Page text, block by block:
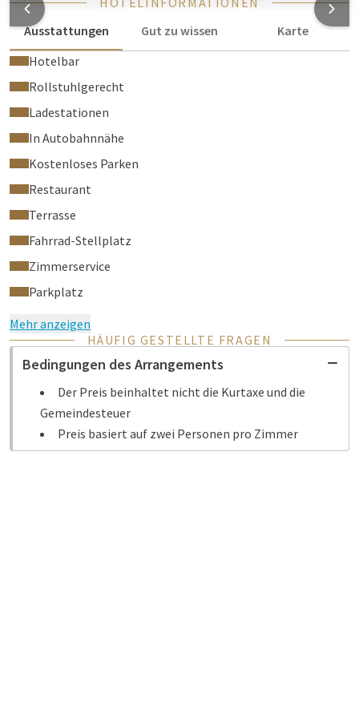
Ausstattungen
Gut zu wissen
Karte
Hotelbar
Rollstuhlgerecht
Ladestationen
In Autobahnnähe
Kostenloses Parken
Restaurant
Terrasse
Fahrrad-Stellplatz
Zimmerservice
Parkplatz
Mehr anzeigen
HÄUFIG GESTELLTE FRAGEN
Bedingungen des Arrangements
Der Preis beinhaltet nicht die Kurtaxe und die
Gemeindesteuer
Preis basiert auf zwei Personen pro Zimmer